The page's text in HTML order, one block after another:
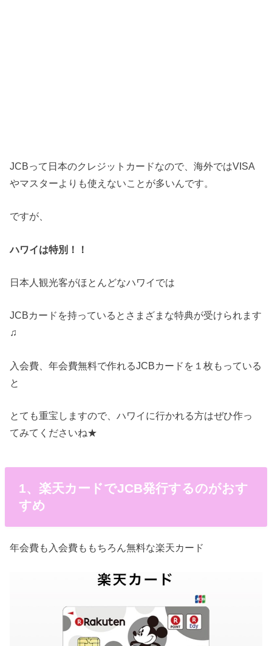
JCBって日本のクレジットカードなので、海外ではVISA
やマスターよりも使えないことが多いんです。
ですが、
ハワイは特別！！
日本人観光客がほとんどなハワイでは
JCBカードを持っているとさまざまな特典が受けられます
♫
入会費、年会費無料で作れるJCBカードを１枚もっている
と
とても重宝しますので、ハワイに行かれる方はぜひ作っ
てみてくださいね★
1、楽天カードでJCB発行するのがおす
すめ
年会費も入会費ももちろん無料な楽天カード